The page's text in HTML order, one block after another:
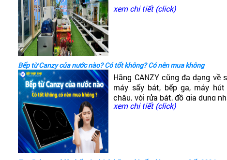
xem chi tiết (click)
Bếp từ Canzy của nước nào? Có tốt không? Có nên mua không
Hãng CANZY cũng đa dạng về
máy sấy bát, bếp ga, máy
chậu, vòi rửa bát, đồ gia dụng
có dòng bếp từ Canzy. Vậy Bếp
xem chi tiết (click)